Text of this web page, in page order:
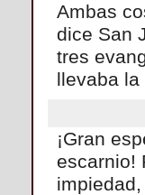
Ambas
dice San
tres
llevaba
¡Gran
escarnio!